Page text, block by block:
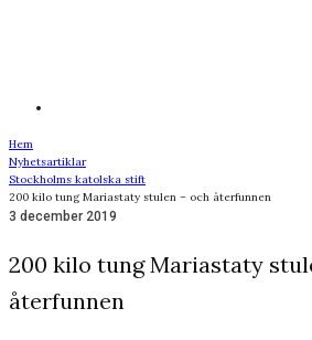
Hem
Nyhetsartiklar
Stockholms katolska stift
200 kilo tung Mariastaty stulen – och återfunnen
3 december 2019
200 kilo tung Mariastaty
återfunnen